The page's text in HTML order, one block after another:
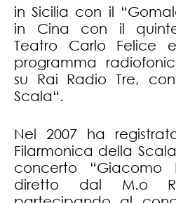
in Sicilia con il
in Cina con il
Teatro Carlo Felice
programma
su Rai Radio Tre,
Scala“.
Nel 2007 ha
Filarmonica della
concerto “Giacomo
diretto dal M.o